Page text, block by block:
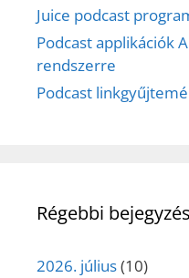
Juice podcast
Podcast applikációk
rendszerre
Podcast
Régebbi
2026. július(10)